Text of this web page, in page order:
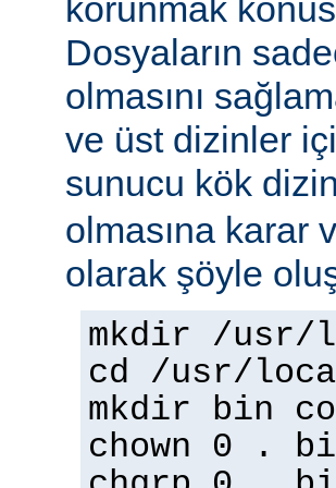
korunmak
Dosyaların
olmasını
ve üst dizinler
sunucu kök
olmasına karar
olarak şöyle
mkdir /usr/
cd /usr/
mkdir bin
chown 0 .